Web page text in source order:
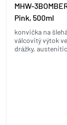
MHW-
Pink, 500ml
konvička na
válcovitý výtok
drážky,